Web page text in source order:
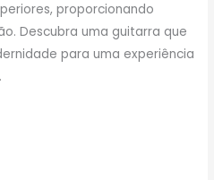
proporcionando
Descubra uma guitarra que
para uma experiência